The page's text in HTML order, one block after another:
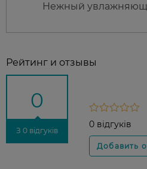
Нежный
Рейтинг и отзывы
0
З 0 відгуків
0 відгуків